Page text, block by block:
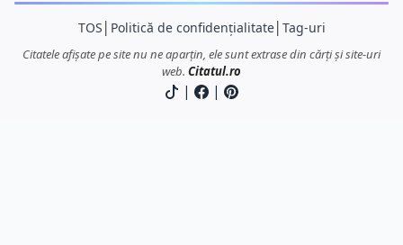
TOS Politică de confidențialitate│ Tag-uri
Citatele afișate pe site nu ne aparțin, ele sunt extrase din cărți și site-uri
web. Citatul.ro
| |